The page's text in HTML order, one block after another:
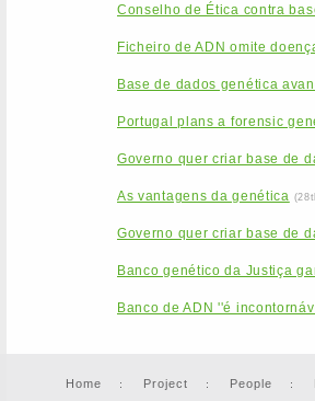
Conselho de Ética contra
Ficheiro de ADN omite
Base de dados genética
Portugal plans a forensic
Governo quer criar base de
As vantagens da genética
Governo quer criar base de
Banco genético da Justiça
Banco de ADN ''é
Home Project People